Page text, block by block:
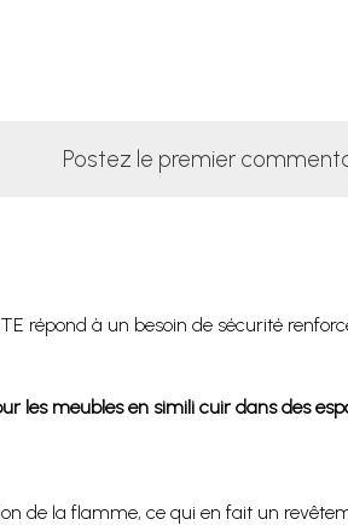
Postez le premier
répond à un besoin de sécurité
les meubles en simili cuir dans des
de la flamme, ce qui en fait un